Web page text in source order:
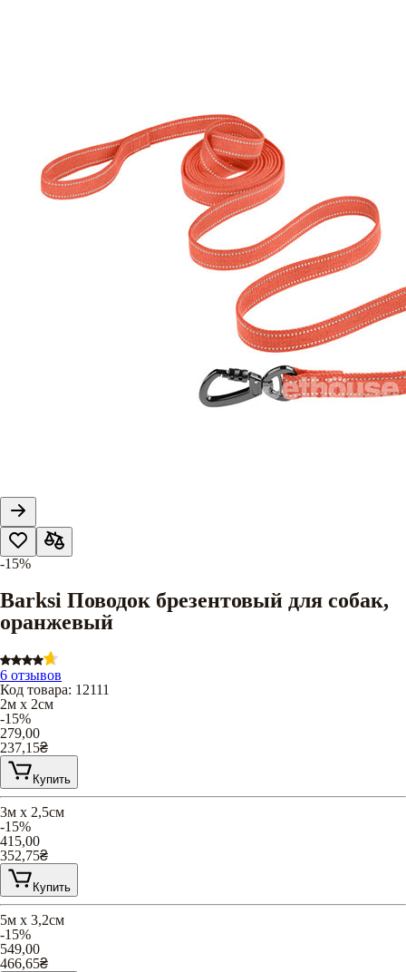
-15%
Barksi Поводок брезентовый для собак,
оранжевый
6 отзывов
Код товара: 12111
2м х 2см
-15%
279,00
237,15₴
Купить
3м х 2,5см
-15%
415,00
352,75₴
Купить
5м х 3,2см
-15%
549,00
466,65₴